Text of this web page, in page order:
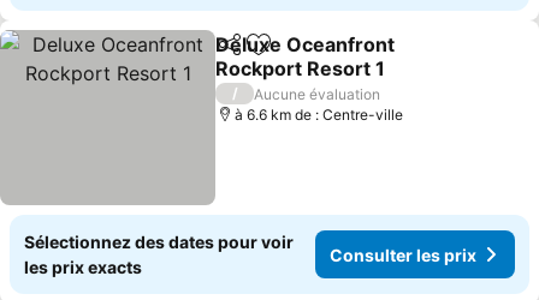
PartagerAjouter à mes favoris
Deluxe Oceanfront
Rockport Resort 1
Consulter les prix
/
Aucune évaluation
à 6.6 km de : Centre-ville
Sélectionnez des dates pour voir
les prix exacts
Consulter les prix